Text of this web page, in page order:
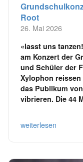
Root
26. Mai 2026
«lasst uns
am Konzert der
und Schüler der
Xylophon
das Publikum
vibrieren. Die 44
weiterlesen